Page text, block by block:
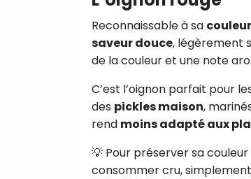
Reconnaissable à sa
saveur douce, légèrement
de la couleur et une note
C’est l’oignon parfait pour
des pickles maison,
rend moins adapté aux
💡 Pour préserver sa
consommer cru,